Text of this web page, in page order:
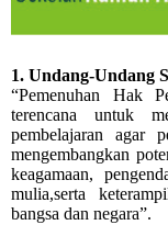
1. Undang-Undang
“Pemenuhan Hak
terencana untuk
pembelajaran agar
mengembangkan
keagamaan,
mulia,serta
bangsa dan negara”.